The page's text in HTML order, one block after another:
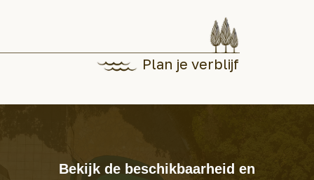
Plan je verblijf
Bekijk de beschikbaarheid en